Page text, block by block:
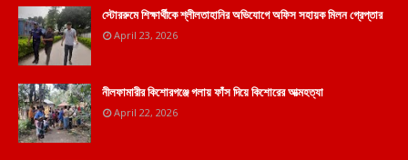
স্টোররুমে শিক্ষার্থীকে শ্লীলতাহানির অভিযোগে অফিস সহায়ক মিলন গ্রেপ্তার
April 23, 2026
নীলফামারীর কিশোরগঞ্জে গলায় ফাঁস দিয়ে কিশোরের আত্মহত্যা
April 22, 2026